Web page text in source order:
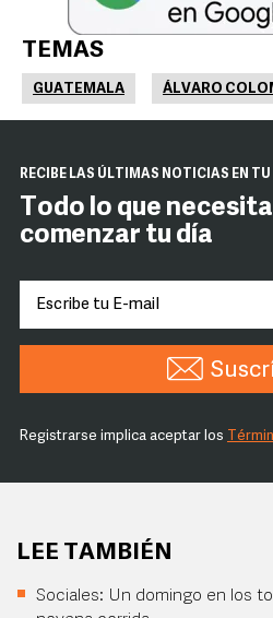
TEMAS
GUATEMALA ÁLVARO
RECIBE LAS ÚLTIMAS NOTICIAS EN
Todo lo que
comenzar tu día
Registrarse implica aceptar los
LEE TAMBIÉN
Sociales: Un domingo en los